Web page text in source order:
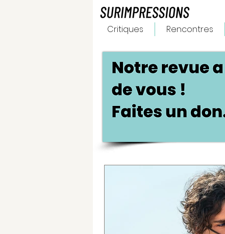
Critiques Rencontres